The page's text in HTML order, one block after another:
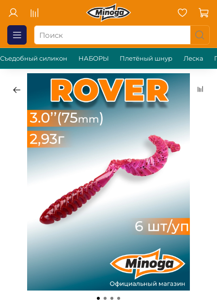
Съедобный силикон НАБОРЫ Плетёный шнур Леска